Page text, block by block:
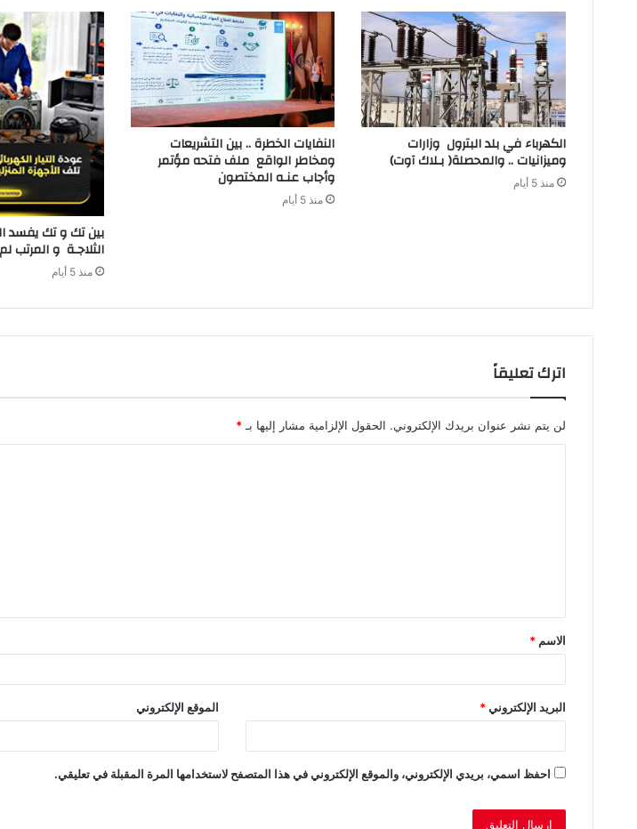
الكهرباء‭ ‬في‭ ‬بلد‭ ‬البترول‭ ‬ وزارات‭
‬وميزانيات‭ .. ‬والمحصلة‭ )‬بـلاك‭ ‬آوت)
منذ 5 أيام
النفايات‭ ‬الخطرة‭ .. ‬بين‭ ‬التشريعات‭
‬ومخاطر‭ ‬الواقع ملف‭ ‬فتحه‭ ‬مؤتمر‭
‬وأجاب‭ ‬عنـه‭ ‬المختصون
منذ 5 أيام
‬الثلاجـة‭ ‬و‭ ‬المرتب‭ ‬لم‭ ‬يأت‭ ‬بعد‭ ‬
منذ 5 أيام
اترك تعليقاً
لن يتم نشر عنوان بريدك الإلكتروني. الحقول الإلزامية مشار إليها بـ *
ق
*
الاسم *
البريد الإلكتروني* الموقع الإلكتروني
احفظ اسمي، بريدي الإلكتروني، والموقع الإلكتروني في هذا المتصفح لاستخدامها المرة المقبلة في تعليقي.